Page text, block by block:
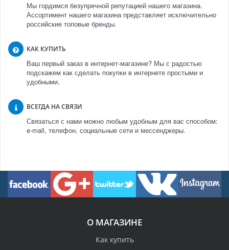
Мы гордимся безупречной репутацией нашего магазина.
Ассортимент нашего магазина представляет исключительно
российские топовые бренды.
КАК КУПИТЬ
Ваш первый заказ в интернет-магазине? Мы с радостью
подскажем как сделать покупки в интернете простыми и
удобными.
ВСЕГДА НА СВЯЗИ
Связаться с нами можно любым удобным для вас способом:
e-mail, телефон, социальные сети и мессенджеры.
О МАГАЗИНЕ
Как купить